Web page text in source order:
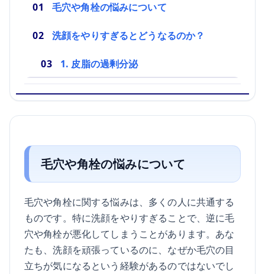
毛穴や角栓の悩みについて
洗顔をやりすぎるとどうなるのか？
1. 皮脂の過剰分泌
毛穴や角栓の悩みについて
毛穴や角栓に関する悩みは、多くの人に共通する
ものです。特に洗顔をやりすぎることで、逆に毛
穴や角栓が悪化してしまうことがあります。あな
たも、洗顔を頑張っているのに、なぜか毛穴の目
立ちが気になるという経験があるのではないでし